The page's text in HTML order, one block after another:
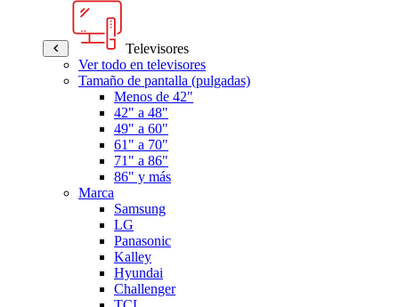
Televisores
Ver todo en televisores
Tamaño de pantalla (pulgadas)
Menos de 42"
42" a 48"
49" a 60"
61" a 70"
71" a 86"
86" y más
Marca
Samsung
LG
Panasonic
Kalley
Hyundai
Challenger